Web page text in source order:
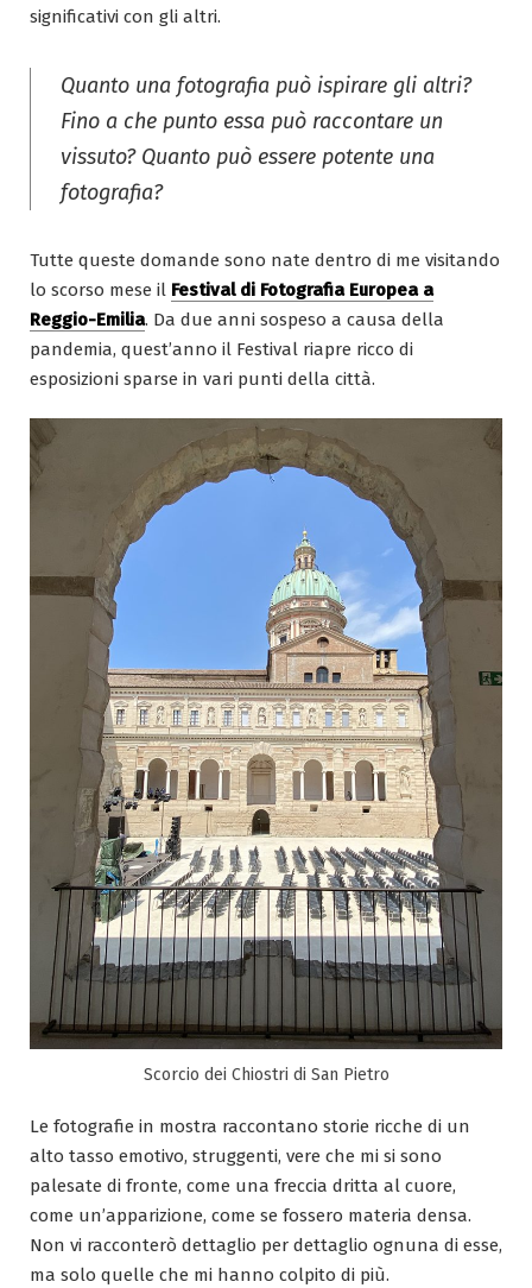
significativi con gli altri.
Quanto una fotografia può ispirare gli altri?
Fino a che punto essa può raccontare un
vissuto? Quanto può essere potente una
fotografia?
Tutte queste domande sono nate dentro di me visitando
lo scorso mese il Festival di Fotografia Europea a
Reggio-Emilia. Da due anni sospeso a causa della
pandemia, quest’anno il Festival riapre ricco di
esposizioni sparse in vari punti della città.
Scorcio dei Chiostri di San Pietro
Le fotografie in mostra raccontano storie ricche di un
alto tasso emotivo, struggenti, vere che mi si sono
palesate di fronte, come una freccia dritta al cuore,
come un’apparizione, come se fossero materia densa.
Non vi racconterò dettaglio per dettaglio ognuna di esse,
ma solo quelle che mi hanno colpito di più.